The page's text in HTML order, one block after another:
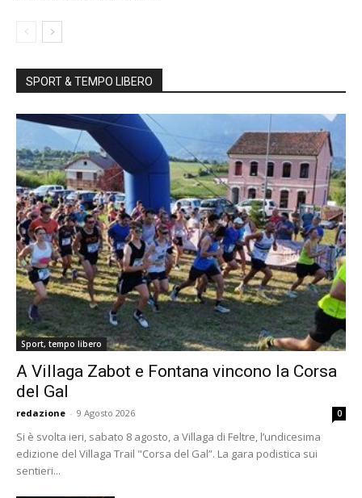
SPORT & TEMPO LIBERO
Sport, tempo libero
A Villaga Zabot e Fontana vincono la Corsa
del Gal
redazione - 9 Agosto 2026 0
Si è svolta ieri, sabato 8 agosto, a Villaga di Feltre, l’undicesima
edizione del Villaga Trail "Corsa del Gal”. La gara podistica sui
sentieri...